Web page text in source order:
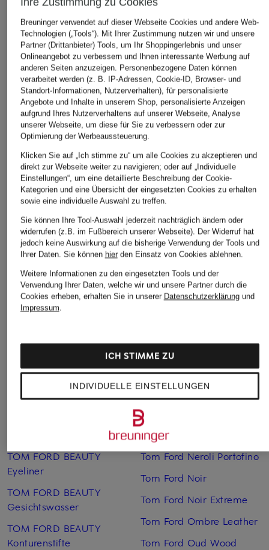
LIEBEVOLL KURATIERTE ARTIKEL
Maison Francis
Kurkdjian
BACCARAT ROUGE 540
Extrait de Parfum
ab CHF 300
TOM FORD BEAUTY
ROSE PRICK
Eau de Parfum
ab CHF 250
TOM
SOLEIL
Eau de
ab CHF 190
Weitere Kategorien
Tom Ford Beau De Jour
TOM FORD BEAUTY
Eyeliner
TOM FORD BEAUTY
Gesichtswasser
TOM FORD BEAUTY
Konturenstifte
Tom Ford Lost Cherry
Tom Ford Mandarino Di
Amalfi
Tom Ford Neroli Portofino
Tom Ford Noir
Tom Ford Noir Extreme
Tom Ford Ombre Leather
Tom Ford Oud Wood
Breuninger verwendet auf dieser Webseite Cookies und andere Web-
Technologien („Tools“). Mit Ihrer Zustimmung nutzen wir und unsere
Partner (Drittanbieter) Tools, um Ihr Shoppingerlebnis und unser
Onlineangebot zu verbessern und Ihnen interessante Werbung auf
anderen Seiten anzuzeigen. Personenbezogene Daten können
verarbeitet werden (z. B. IP-Adressen, Cookie-ID, Browser- und
Standort-Informationen, Nutzerverhalten), für personalisierte
Angebote und Inhalte in unserem Shop, personalisierte Anzeigen
aufgrund Ihres Nutzerverhaltens auf unserer Webseite, Analyse
unserer Webseite, um diese für Sie zu verbessern oder zur
Optimierung der Werbeaussteuerung.
Klicken Sie auf „Ich stimme zu“ um alle Cookies zu akzeptieren und
direkt zur Webseite weiter zu navigieren; oder auf „Individuelle
Einstellungen“, um eine detaillierte Beschreibung der Cookie-
Kategorien und eine Übersicht der eingesetzten Cookies zu erhalten
sowie eine individuelle Auswahl zu treffen.
Sie können Ihre Tool-Auswahl jederzeit nachträglich ändern oder
widerrufen (z.B. im Fußbereich unserer Webseite). Der Widerruf hat
jedoch keine Auswirkung auf die bisherige Verwendung der Tools und
Ihrer Daten. Sie können hierden Einsatz von Cookies ablehnen.
Weitere Informationen zu den eingesetzten Tools und der
Verwendung Ihrer Daten, welche wir und unsere Partner durch die
Cookies erheben, erhalten Sie in unserer Datenschutzerklärungund
Impressum.
INDIVIDUELLE EINSTELLUNGEN
ICH STIMME ZU